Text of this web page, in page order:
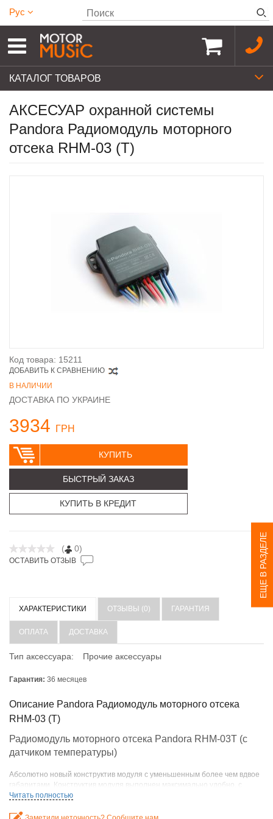
Рус
КАТАЛОГ ТОВАРОВ
ЕЩЕ В РАЗДЕЛЕ
АКСЕСУАР охранной системы
Pandora Радиомодуль моторного
отсека RHM-03 (T)
Код товара: 15211
ДОБАВИТЬ К СРАВНЕНИЮ
В НАЛИЧИИ
ДОСТАВКА ПО УКРАИНЕ
3934 ГРН
КУПИТЬ
БЫСТРЫЙ ЗАКАЗ
КУПИТЬ В КРЕДИТ
( 0)
ОСТАВИТЬ ОТЗЫВ
ХАРАКТЕРИСТИКИ ОТЗЫВЫ (0) ГАРАНТИЯ
ОПЛАТА ДОСТАВКА
Тип аксессуара: Прочие аксессуары
Гарантия: 36 месяцев
Описание Pandora Радиомодуль моторного отсека
RHM-03 (T)
Радиомодуль моторного отсека Pandora RHM-03T (с
датчиком температуры)
Абсолютно новый конструктив модуля с уменьшенным более чем вдвое
габаритами. Конструктив модуля выполнен максимально удобно, с
учетом специфики работы в подкапотном пространстве – корпус
полиамид, который не боится даже длительного нагрева более 150
Читать полностью